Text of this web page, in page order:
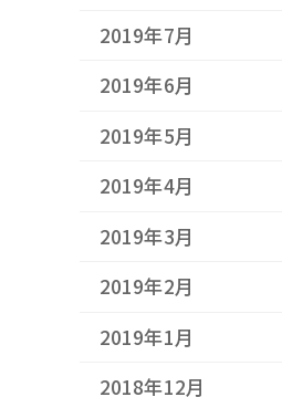
2019年7月
2019年6月
2019年5月
2019年4月
2019年3月
2019年2月
2019年1月
2018年12月